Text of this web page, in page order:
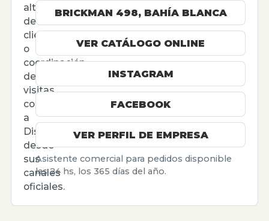
altas
de
cliente
o
coordinación
de
visitas,
contactá
a
Disproal
desde
sus
canales
oficiales.
BRICKMAN 498, BAHÍA BLANCA
VER CATÁLOGO ONLINE
INSTAGRAM
FACEBOOK
VER PERFIL DE EMPRESA
Asistente comercial para pedidos disponible
las 24 hs, los 365 días del año.